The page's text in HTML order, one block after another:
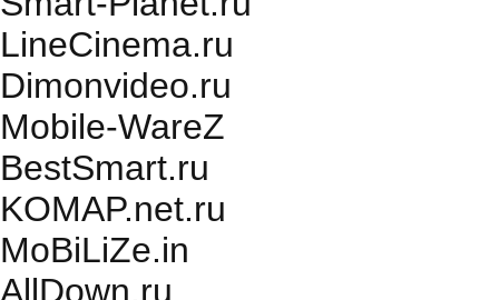
LineCinema.ru
Dimonvideo.ru
Mobile-WareZ
BestSmart.ru
KOMAP.net.ru
MoBiLiZe.in
AllDown.ru